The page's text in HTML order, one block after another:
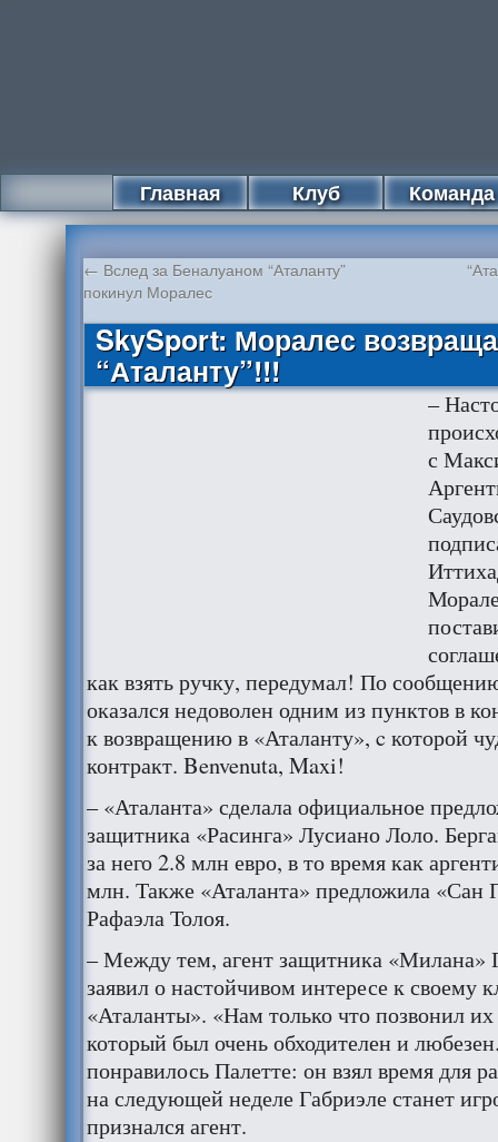
Главная Клуб Команда
← Вслед за Беналуаном “Аталанту”
покинул Моралес
SkySport: Моралес
“Аталанту”!!!
–
с
как взять ручку, передумал! По
оказался недоволен одним из пунктов в
к возвращению в «Аталанту», c которой
контракт. Benvenuta, Maxi!
– «Аталанта» сделала официальное
защитника «Расинга» Лусиано Лоло.
за него 2.8 млн евро, в то время как
млн. Также «Аталанта» предложила «Сан
Рафаэла Толоя.
– Между тем, агент защитника «Милана»
заявил о настойчивом интересе к своему
«Аталанты». «Нам только что позвонил
который был очень обходителен и
понравилось Палетте: он взял время для
на следующей неделе Габриэле станет
признался агент.